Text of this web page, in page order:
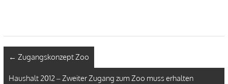
← Zugangskonzept Zoo
Haushalt 2012 – Zweiter Zugang zum Zoo muss erhalten